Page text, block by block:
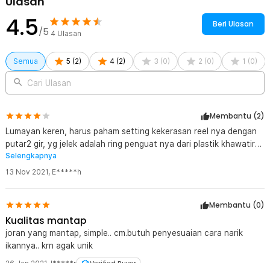
4.5/5 4 Ulasan
Beri Ulasan
Semua 5 (2) 4 (2) 3 (0) 2 (0) 1 (0)
Cari Ulasan
Membantu (2)
Lumayan keren, harus paham setting kekerasan reel nya dengan
putar2 gir, yg jelek adalah ring penguat nya dari plastik khawatir
jatuh pecah trus nyari lagi dimana nanti nya..
Selengkapnya
13 Nov 2021, E*****h
Membantu (0)
Kualitas mantap
joran yang mantap, simple.. cm.butuh penyesuaian cara narik
ikannya.. krn agak unik